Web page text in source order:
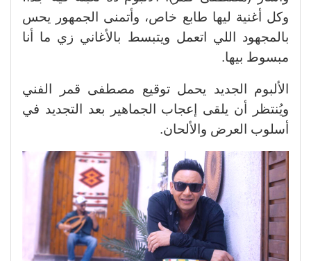
وكل أغنية ليها طابع خاص، وأتمنى الجمهور يحس
بالمجهود اللي اتعمل ويتبسط بالأغاني زي ما أنا
مبسوط بيها.
الألبوم الجديد يحمل توقيع مصطفى قمر الفني
ويُنتظر أن يلقى إعجاب الجماهير بعد التجديد في
أسلوب العرض والألحان.